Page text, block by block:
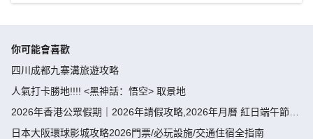
你可能會喜歡
四川成都九寨溝旅遊攻略
人氣打卡勝地!!!! <黑神話：悟空> 取景地
2026年香港公眾假期｜2026年請假攻略,2026年月曆 紅日端午節請
假攻略請4放9-public holiday 2026
日本大阪環球影城攻略2026門票/必玩設施/交通住宿全指南